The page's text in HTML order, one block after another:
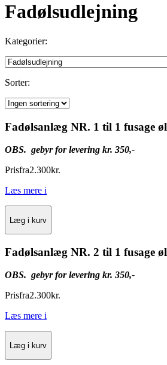
Fadølsudlejning
Kategorier:
Sorter:
Fadølsanlæg NR. 1 til 1 fusage øl
OBS. gebyr for levering kr. 350,-
Prisfra2.300kr.
Læs mere i
Læg i kurv
Fadølsanlæg NR. 2 til 1 fusage øl
OBS. gebyr for levering kr. 350,-
Prisfra2.300kr.
Læs mere i
Læg i kurv